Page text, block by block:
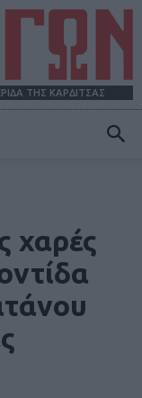
ΤΗΣ ΚΑΡΔΙΤΣΑΣ
χαρές